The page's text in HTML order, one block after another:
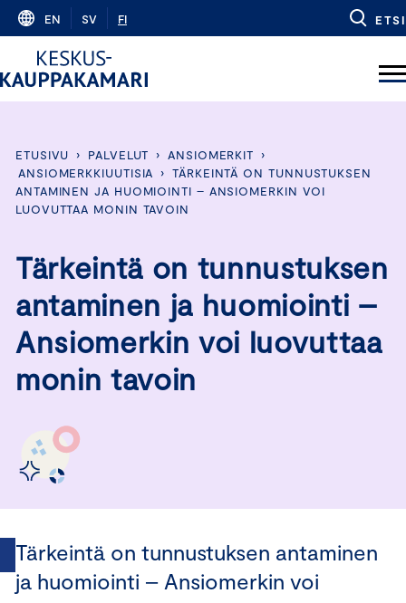
Skip
content
EN SV FI ETSI
ETUSIVU › PALVELUT › ANSIOMERKIT
›
ANSIOMERKKIUUTISIA
› TÄRKEINTÄ ON TUNNUSTUKSEN
ANTAMINEN JA HUOMIOINTI – ANSIOMERKIN VOI
LUOVUTTAA MONIN TAVOIN
Tärkeintä on tunnustuksen
antaminen ja huomiointi –
Ansiomerkin voi luovuttaa
monin tavoin
Tärkeintä on tunnustuksen antaminen
ja huomiointi – Ansiomerkin voi